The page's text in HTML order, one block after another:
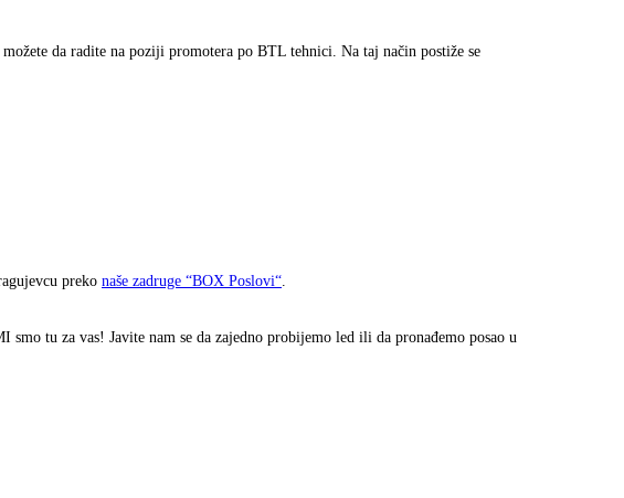
da radite na poziji promotera po BTL tehnici. Na taj način postiže se
preko naše zadruge “BOX Poslovi“.
tu za vas! Javite nam se da zajedno probijemo led ili da pronađemo posao u